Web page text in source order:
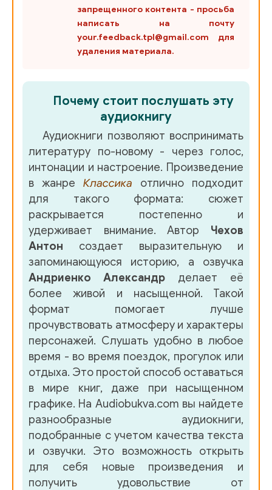
запрещенного контента - просьба
написать на почту
your.feedback.tpl@gmail.com для
удаления материала.
Почему стоит послушать эту
аудиокнигу
Аудиокниги позволяют воспринимать
литературу по-новому - через голос,
интонации и настроение. Произведение
в жанре Классика отлично подходит
для такого формата: сюжет
раскрывается постепенно и
удерживает внимание. Автор Чехов
Антон создает выразительную и
запоминающуюся историю, а озвучка
Андриенко Александр делает её
более живой и насыщенной. Такой
формат помогает лучше
прочувствовать атмосферу и характеры
персонажей. Слушать удобно в любое
время - во время поездок, прогулок или
отдыха. Это простой способ оставаться
в мире книг, даже при насыщенном
графике. На Audiobukva.com вы найдете
разнообразные аудиокниги,
подобранные с учетом качества текста
и озвучки. Это возможность открыть
для себя новые произведения и
получить удовольствие от